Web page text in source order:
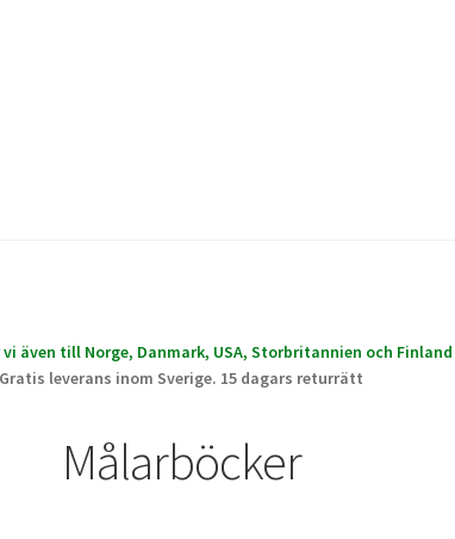
vi även till Norge, Danmark, USA, Storbritannien och Finland
Gratis leverans inom Sverige. 15 dagars returrätt
Målarböcker